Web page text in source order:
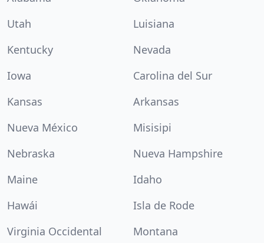
Utah
Luisiana
Kentucky
Nevada
Iowa
Carolina del Sur
Kansas
Arkansas
Nueva México
Misisipi
Nebraska
Nueva Hampshire
Maine
Idaho
Hawái
Isla de Rode
Virginia Occidental
Montana